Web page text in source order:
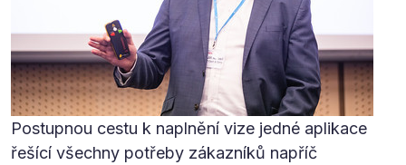
Postupnou cestu k naplnění vize jedné aplikace
řešící všechny potřeby zákazníků napříč